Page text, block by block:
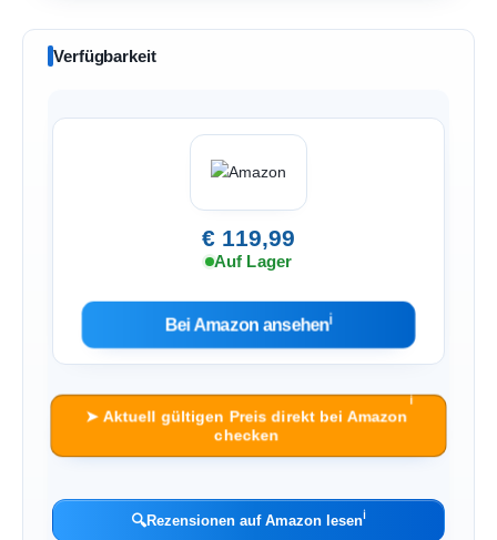
Verfügbarkeit
€ 119,99
Auf Lager
Bei Amazon ansehenℹ︎
➤ Aktuell gültigen Preis direkt bei Amazon
checken
ℹ︎
🔍Rezensionen auf Amazon lesenℹ︎